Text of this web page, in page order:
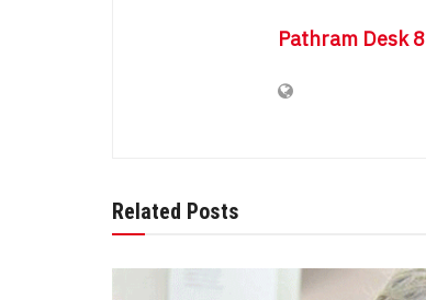
Pathram Desk 8
Related Posts